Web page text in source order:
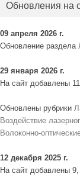
Обновления на
09 апреля 2026 г.
Обновление раздела
29 января 2026 г.
На сайт добавлены
Обновлены рубрики
Воздействие
Волоконно-
12 декабря 2025 г.
На сайт добавлены